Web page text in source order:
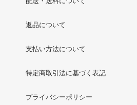
返品について
支払い方法について
特定商取引法に基づく表記
プライバシーポリシー